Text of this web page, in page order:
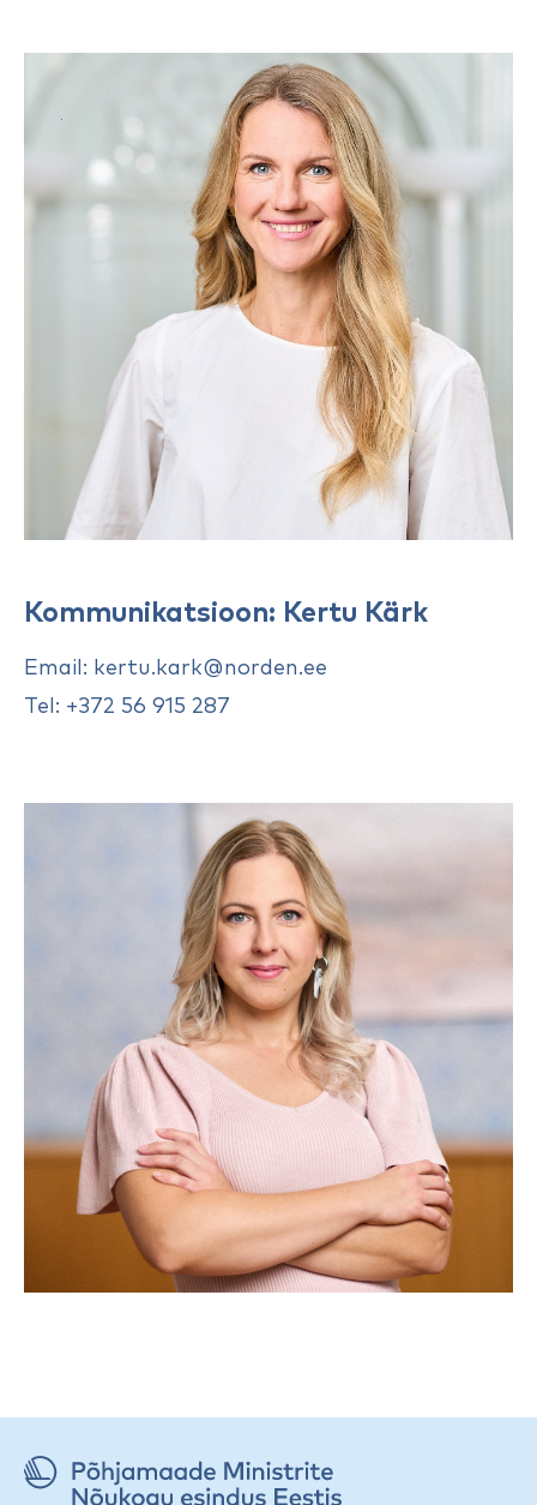
Kommunikatsioon: Kertu Kärk
Email: kertu.kark@norden.ee
Tel: +372 56 915 287